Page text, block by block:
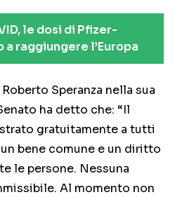
le dosi di Pfizer-
a raggiungere l’Europa
Speranza nella sua
ha detto che: “Il
gratuitamente a tutti
bene comune e un diritto
le persone. Nessuna
Al momento non